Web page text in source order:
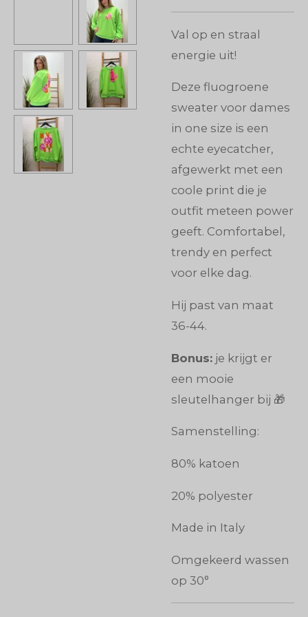
Val op en straal
energie uit!
Deze fluogroene
sweater voor dames
in one size is een
echte eyecatcher,
afgewerkt met een
coole print die je
outfit meteen power
geeft. Comfortabel,
trendy en perfect
voor elke dag.
Hij past van maat
36-44.
Bonus: je krijgt er
een mooie
sleutelhanger bij 🎁
Samenstelling:
80% katoen
20% polyester
Made in Italy
Omgekeerd wassen
op 30°